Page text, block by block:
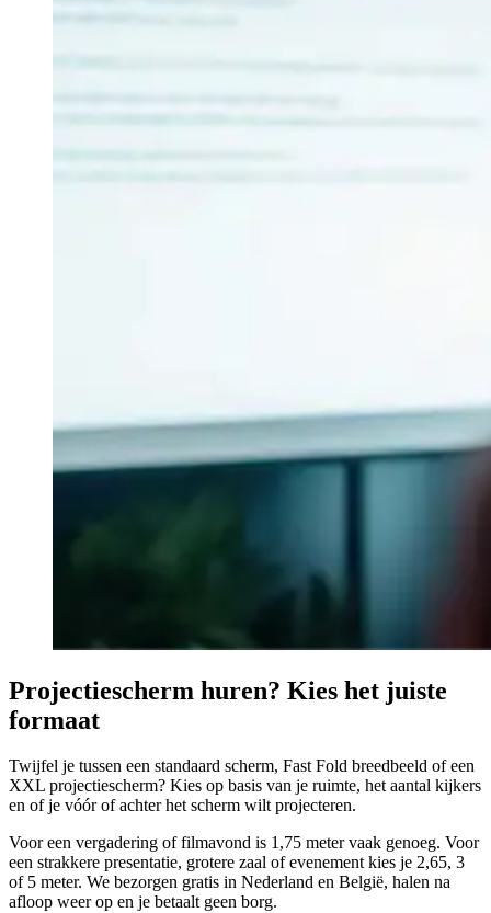
Projectiescherm huren? Kies het juiste
formaat
Twijfel je tussen een standaard scherm, Fast Fold breedbeeld of een
XXL projectiescherm? Kies op basis van je ruimte, het aantal kijkers
en of je vóór of achter het scherm wilt projecteren.
Voor een vergadering of filmavond is 1,75 meter vaak genoeg. Voor
een strakkere presentatie, grotere zaal of evenement kies je 2,65, 3
of 5 meter. We bezorgen gratis in Nederland en België, halen na
afloop weer op en je betaalt geen borg.